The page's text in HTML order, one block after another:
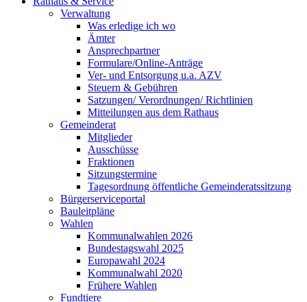
Verwaltung
Was erledige ich wo
Ämter
Ansprechpartner
Formulare/Online-Anträge
Ver- und Entsorgung u.a. AZV
Steuern & Gebühren
Satzungen/ Verordnungen/ Richtlinien
Mitteilungen aus dem Rathaus
Gemeinderat
Mitglieder
Ausschüsse
Fraktionen
Sitzungstermine
Tagesordnung öffentliche Gemeinderatssitzung
Bürgerserviceportal
Bauleitpläne
Wahlen
Kommunalwahlen 2026
Bundestagswahl 2025
Europawahl 2024
Kommunalwahl 2020
Frühere Wahlen
Fundtiere